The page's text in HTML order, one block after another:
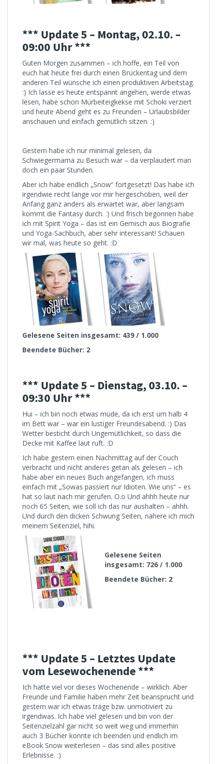
*** Update 5 – Montag, 02.10. –
09:00 Uhr ***
Guten Morgen zusammen – ich hoffe, ein Teil von
euch hat heute frei durch einen Brückentag und dem
anderen Teil wünsche ich einen produktiven Arbeitstag.
:) Ich lasse es heute entspannt angehen, werde etwas
lesen, habe schon Mürbeiteigkekse mit Schoki verziert
und heute Abend geht es zu Freunden – Urlaubsbilder
anschauen und einfach gemütlich sitzen. :)
Gestern habe ich nur minimal gelesen, da
Schwiegermama zu Besuch war – da verplaudert man
doch ein paar Stunden.
Aber ich habe endlich „Snow“ fortgesetzt! Das habe ich
irgendwie recht lange vor mir hergeschoben, weil der
Anfang ganz anders als erwartet war, aber langsam
kommt die Fantasy durch. :) Und frisch begonnen habe
ich mit Spirit Yoga – das ist ein Gemisch aus Biografie
und Yoga-Sachbuch, aber sehr interessant! Schauen
wir mal, was heute so geht. :D
Gelesene Seiten insgesamt: 439 / 1.000
Beendete Bücher: 2
*** Update 5 – Dienstag, 03.10. –
09:30 Uhr ***
Hui – ich bin noch etwas müde, da ich erst um halb 4
im Bett war – war ein lustiger Freundesabend. :) Das
Wetter besticht durch Ungemütlichkeit, so dass die
Decke mit Kaffee laut ruft. :D
Ich habe gestern einen Nachmittag auf der Couch
verbracht und nicht anderes getan als gelesen – ich
habe aber ein neues Buch angefangen, ich muss
einfach mit „Sowas passiert nur Idioten. Wie uns“ – es
hat so laut nach mir gerufen. O.o Und ahhh heute nur
noch 65 Seiten, wie soll ich das nur aushalten – ahhh.
Und durch den dicken Schwung Seiten, nähere ich mich
meinem Seitenziel, hihi.
Gelesene Seiten
insgesamt: 726 / 1.000
Beendete Bücher: 2
*** Update 5 – Letztes Update
vom Lesewochenende ***
Ich hatte viel vor dieses Wochenende – wirklich. Aber
Freunde und Familie haben mehr Zeit beansprucht und
gestern war ich etwas träge bzw. unmotiviert zu
irgendwas. Ich habe viel gelesen und bin von der
Seitenzielzahl gar nicht so weit weg und immerhin
auch 3 Bücher konnte ich beenden und endlich im
eBook Snow weiterlesen – das sind alles positive
Erlebnisse. :)